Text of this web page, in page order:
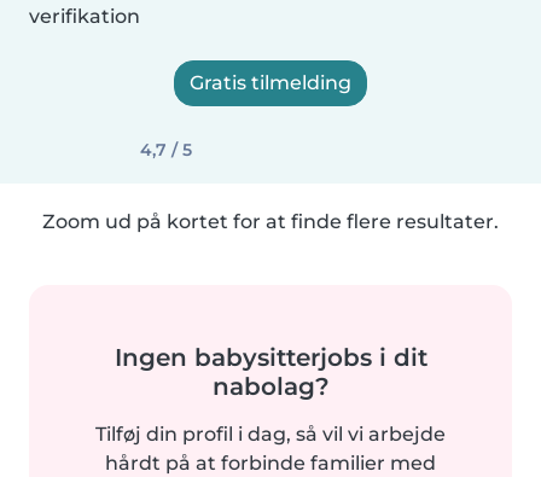
verifikation
Gratis tilmelding
4,7 / 5
Zoom ud på kortet for at finde flere resultater.
Ingen babysitterjobs i dit
nabolag?
Tilføj din profil i dag, så vil vi arbejde
hårdt på at forbinde familier med